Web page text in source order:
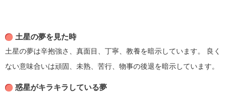
土星の夢を見た時
土星の夢は辛抱強さ、真面目、丁寧、教養を暗示しています。
良く
ない意味合いは頑固、未熟、苦行、物事の後退を暗示しています。
惑星がキラキラしている夢